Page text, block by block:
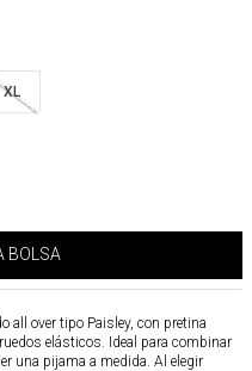
XL
BOLSA
all over tipo Paisley, con pretina
elásticos. Ideal para combinar
una pijama a medida. Al elegir